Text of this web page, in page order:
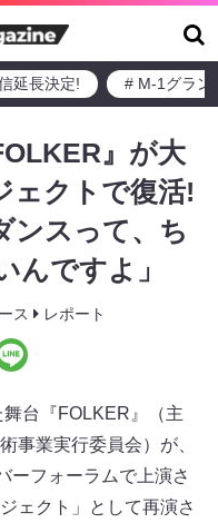
延長決定! # M-1グラン
』が大
ェクトで復活!
ンスって、ち
んですよ」
ス レポート
台『FOLKER』（主
事業実行委員会）が、
ーフォーラムで上演さ
ェクト」として再演さ